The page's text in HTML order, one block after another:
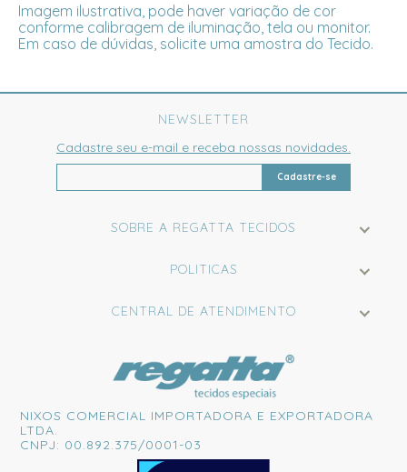
Imagem ilustrativa, pode haver variação de cor
conforme calibragem de iluminação, tela ou monitor.
Em caso de dúvidas, solicite uma amostra do Tecido.
SOBRE A REGATTA TECIDOS
POLITICAS
CENTRAL DE ATENDIMENTO
NEWSLETTER
Cadastre seu e-mail e receba nossas novidades.
Cadastre-se
NIXOS COMERCIAL IMPORTADORA E EXPORTADORA
LTDA.
CNPJ: 00.892.375/0001-03